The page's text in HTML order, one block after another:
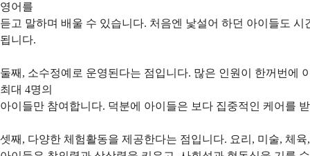
영어를
듣고 말하며 배울 수 있습니다. 처음엔 낯설어 하던 아이들도
됩니다.
둘째, 소수정예로 운영된다는 점입니다. 많은 인원이 한꺼번에
최대 4명의
아이들만 참여합니다. 덕분에 아이들은 보다 집중적인 케어를
셋째, 다양한 체험활동을 제공한다는 점입니다. 요리, 미술, 체